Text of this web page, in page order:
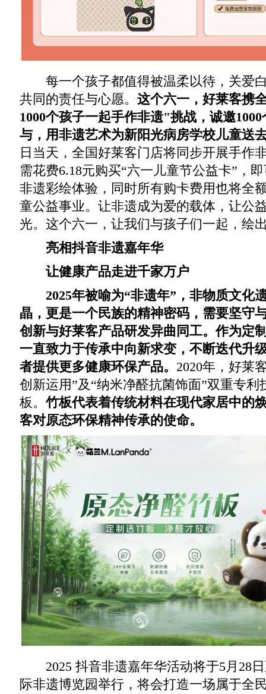
每一个孩子都值得被温柔以待，关爱
共同的责任与心愿。 这个六一，好莱客携
1000个孩子一起手作非遗"挑战，诚邀
与，用非遗艺术为新阳光病房学校儿童送
日当天，全国好莱客门店将同步开展手作
需花费6.18元购买“六一儿童节公益卡”，
非遗彩绘体验，同时所有购卡费用也将全
童公益事业。让非遗成为爱的载体，让公
光。这个六一，让我们与孩子们一起，绘
亮相抖音非遗嘉年华
让健康产品走进千家万户
2025年被喻为“非遗年”，非物质文化
晶，更是一个民族的精神密码，需要坚守
创新与好莱客产品研发异曲同工。作为定
一直致力于传承中向新求变，不断迭代升
者提供更多健康环保产品。 2020年，好莱
创新运用”及“纳米净醛抗菌饰面”双重专利
板。 竹板代表着传统材料在现代家居中的
客对原态环保精神传承的使命。
2025 抖音非遗嘉年华活动将于5月28日
际非遗博览园举行，将会打造一场属于全